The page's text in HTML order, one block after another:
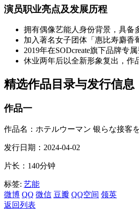
演员职业亮点及发展历程
拥有偶像艺能人身份背景，具备
加入著名女子团体「惠比寿麝香
2019年在SODcreate旗下品牌专
休业两年后以全新形象复出，作
精选作品目录与发行信息
作品一
作品名：ホテルウーマン 银らな接客
发行日期：2024-04-02
片长：140分钟
标签: 艺能
微博 QQ 微信 豆瓣 QQ空间 领英
返回列表